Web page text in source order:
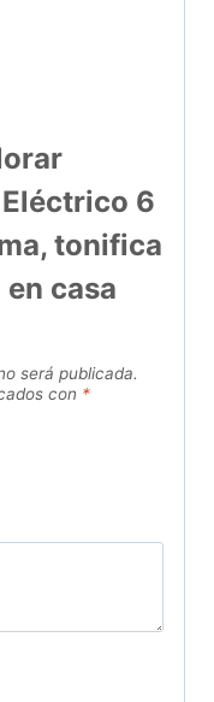
6
tonifica
casa
será publicada.
con *